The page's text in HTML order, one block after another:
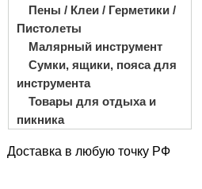
Пены / Клеи / Герметики /
Пистолеты
Малярный инструмент
Сумки, ящики, пояса для
инструмента
Товары для отдыха и
пикника
Доставка в любую точку РФ